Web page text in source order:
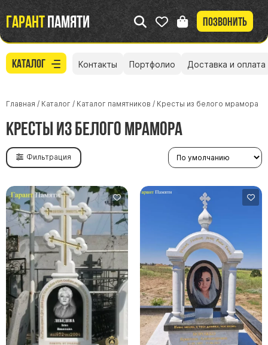
Гарантпамяти Позвонить
Каталог
Участникам СВО
Памятники из гранита
Памятники из мрамора
Элитные памятники
Резные памятники
Контакты Портфолио Доставка и оплата
Главная / Каталог / Каталог памятников / Кресты из белого мрамора
Кресты из белого мрамора
Фильтрация